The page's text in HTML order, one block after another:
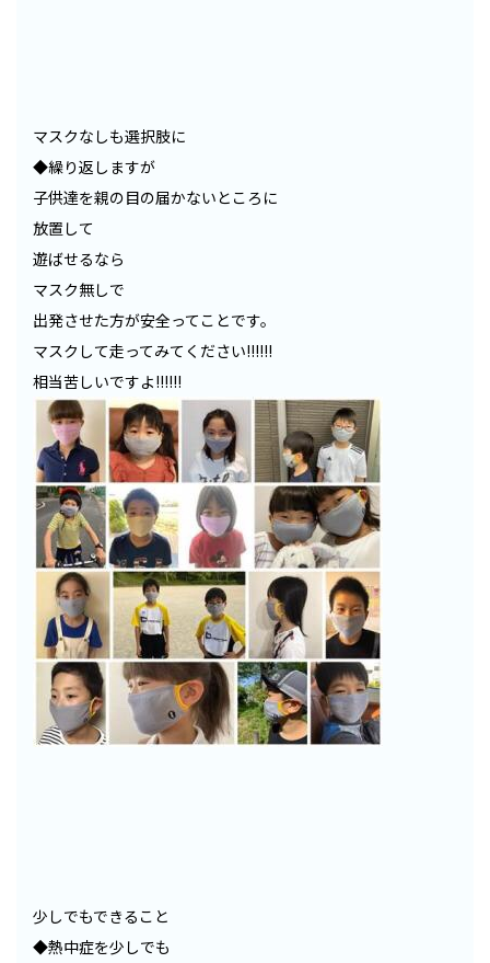
マスクなしも選択肢に
◆繰り返しますが
子供達を親の目の届かないところに
放置して
遊ばせるなら
マスク無しで
出発させた方が安全ってことです。
マスクして走ってみてください!!!!!!
相当苦しいですよ!!!!!!
少しでもできること
◆熱中症を少しでも